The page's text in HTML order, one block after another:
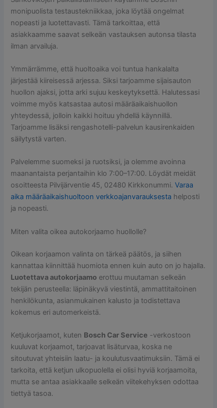
monipuolista testaustekniikkaa, joka löytää ongelmat
nopeasti ja luotettavasti. Tämä tarkoittaa, että
asiakkaamme saavat selkeän vastauksen autonsa tilasta
ilman arvailuja.
Ymmärrämme, että huoltoaika voi tuntua hankalalta
järjestää kiireisessä arjessa. Siksi tarjoamme sijaisauton
huollon ajaksi, jotta arki sujuu keskeytyksettä. Halutessasi
voimme myös katsastaa autosi määräaikaishuollon
yhteydessä, jolloin kaikki hoituu yhdellä käynnillä.
Tarjoamme lisäksi rengashotelli-palvelun kausirenkaiden
säilytystä varten.
Palvelemme suomeksi ja ruotsiksi, ja olemme avoinna
maanantaista perjantaihin klo 7:00–17:00. Löydät meidät
osoitteesta Pilvijärventie 45, 02480 Kirkkonummi.Varaa
aika määräaikaishuoltoon verkkoajanvarauksesta helposti
ja nopeasti.
Miten valita oikea autokorjaamo huollolle?
Oikean korjaamon valinta on tärkeä päätös, ja siihen
kannattaa kiinnittää huomiota ennen kuin auto on jo hajalla.
Luotettava autokorjaamo erottuu muutaman selkeän
tekijän perusteella: läpinäkyvä viestintä, ammattitaitoinen
henkilökunta, asianmukainen kalusto ja todistettava
kokemus eri automerkeistä.
Ketjukorjaamot, kuten Bosch Car Service -verkostoon
kuuluvat korjaamot, tarjoavat lisäturvaa, koska ne
sitoutuvat yhteisiin laatu- ja koulutusvaatimuksiin. Tämä ei
tarkoita, että ketjun ulkopuolella ei olisi hyviä korjaamoita,
mutta se antaa asiakkaalle selkeän viitekehyksen odottaa
tiettyä tasoa.